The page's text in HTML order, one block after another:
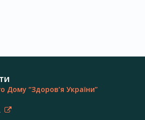
Дому “Здоров’я України”